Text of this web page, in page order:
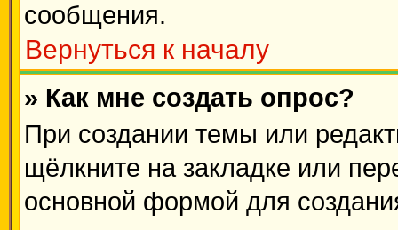
сообщения.
Вернуться к началу
» Как мне создать опрос?
При создании темы или
щёлкните на закладке или
основной формой для